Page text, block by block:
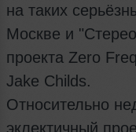
на таких
Москве и
проекта Zero
Jake Childs.
Относительно
эклектичный